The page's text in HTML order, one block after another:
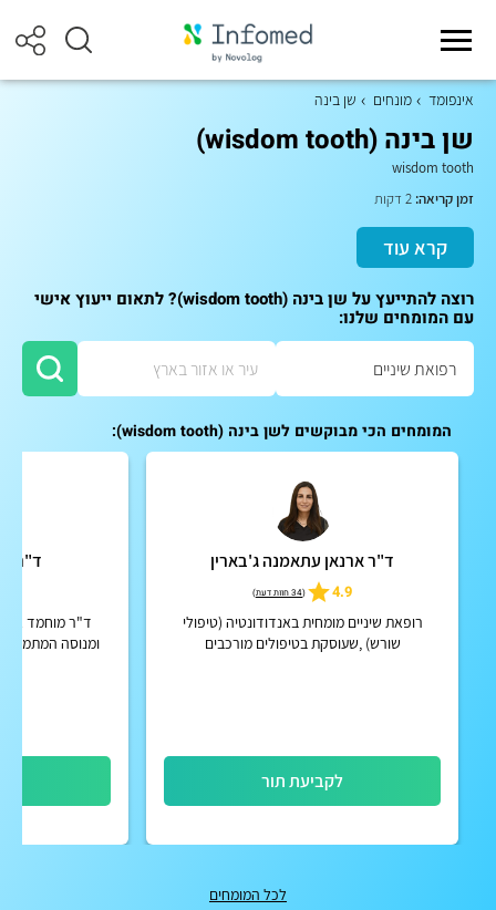
אינפומד מונחים שן בינה
שן בינה (wisdom tooth)
wisdom tooth
זמן קריאה:
קרא עוד
רוצה להתייעץ על שן בינה (wisdom tooth)? לתאום ייעוץ אישי
עם המומחים שלנו:
המומחים הכי מבוקשים לשן בינה (wisdom tooth):
ד"ר ארנאן עתאמנה ג'בארין
4.9
(34 חוות דעת )
רופאת שיניים מומחית באנדודונטיה (טיפולי
שורש) ,שעוסקת בטיפולים מורכבים
לקביעת תור
ד"ר
ד"ר מוחמד אבו
ומנוסה המתמחה
לכל המומחים